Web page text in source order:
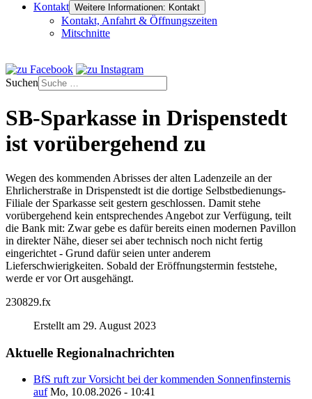
Kontakt Weitere Informationen: Kontakt
Kontakt, Anfahrt & Öffnungszeiten
Mitschnitte
Suchen
SB-Sparkasse in Drispenstedt
ist vorübergehend zu
Wegen des kommenden Abrisses der alten Ladenzeile an der
Ehrlicherstraße in Drispenstedt ist die dortige Selbstbedienungs-
Filiale der Sparkasse seit gestern geschlossen. Damit stehe
vorübergehend kein entsprechendes Angebot zur Verfügung, teilt
die Bank mit: Zwar gebe es dafür bereits einen modernen Pavillon
in direkter Nähe, dieser sei aber technisch noch nicht fertig
eingerichtet - Grund dafür seien unter anderem
Lieferschwierigkeiten. Sobald der Eröffnungstermin feststehe,
werde er vor Ort ausgehängt.
230829.fx
Erstellt am 29. August 2023
Aktuelle Regionalnachrichten
BfS ruft zur Vorsicht bei der kommenden Sonnenfinsternis
auf Mo, 10.08.2026 - 10:41